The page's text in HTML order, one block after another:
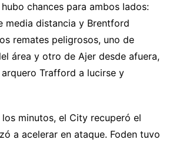
chances para ambos lados:
media distancia y Brentford
remates peligrosos, uno de
área y otro de Ajer desde afuera,
Trafford a lucirse y
minutos, el City recuperó el
a acelerar en ataque. Foden tuvo